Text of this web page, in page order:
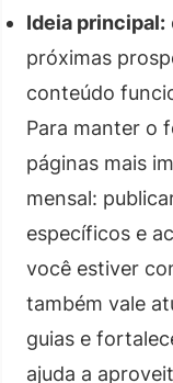
Ideia principal:
próximas
conteúdo
Para manter o
páginas mais
mensal:
específicos e
você estiver
também vale
guias e
ajuda a